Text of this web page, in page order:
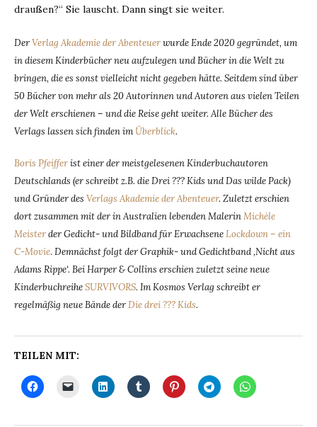
draußen?“ Sie lauscht. Dann singt sie weiter.
DerVerlag Akademie der Abenteuerwurde Ende 2020 gegründet, um
in diesem Kinderbücher neu aufzulegen und Bücher in die Welt zu
bringen, die es sonst vielleicht nicht gegeben hätte. Seitdem sind über
50 Bücher von mehr als 20 Autorinnen und Autoren aus vielen Teilen
der Welt erschienen – und die Reise geht weiter. Alle Bücher des
Verlags lassen sich finden imÜberblick.
Boris Pfeifferist einer der meistgelesenen Kinderbuchautoren
Deutschlands (er schreibt z.B. die Drei ??? Kids und Das wilde Pack)
und Gründer des Verlags Akademie der Abenteuer. Zuletzt erschien
dort zusammen mit der in Australien lebenden MalerinMichèle
Meisterder Gedicht- und Bildband für ErwachseneLockdown – ein
C-Movie. Demnächst folgt der Graphik- und Gedichtband ‚Nicht aus
Adams Rippe‘. Bei Harper & Collins erschien zuletzt seine neue
KinderbuchreiheSURVIVORS. Im Kosmos Verlag schreibt er
regelmäßig neue Bände derDie drei ??? Kids.
TEILEN MIT: